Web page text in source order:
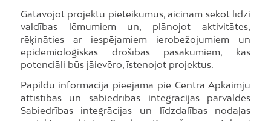
Gatavojot projektu pieteikumus, aicinām sekot līdzi
valdības lēmumiem un, plānojot aktivitātes,
rēķināties ar iespējamiem ierobežojumiem un
epidemioloģiskās drošības pasākumiem, kas
potenciāli būs jāievēro, īstenojot projektus.
Papildu informācija pieejama pie Centra Apkaimju
attīstības un sabiedrības integrācijas pārvaldes
Sabiedrības integrācijas un līdzdalības nodaļas